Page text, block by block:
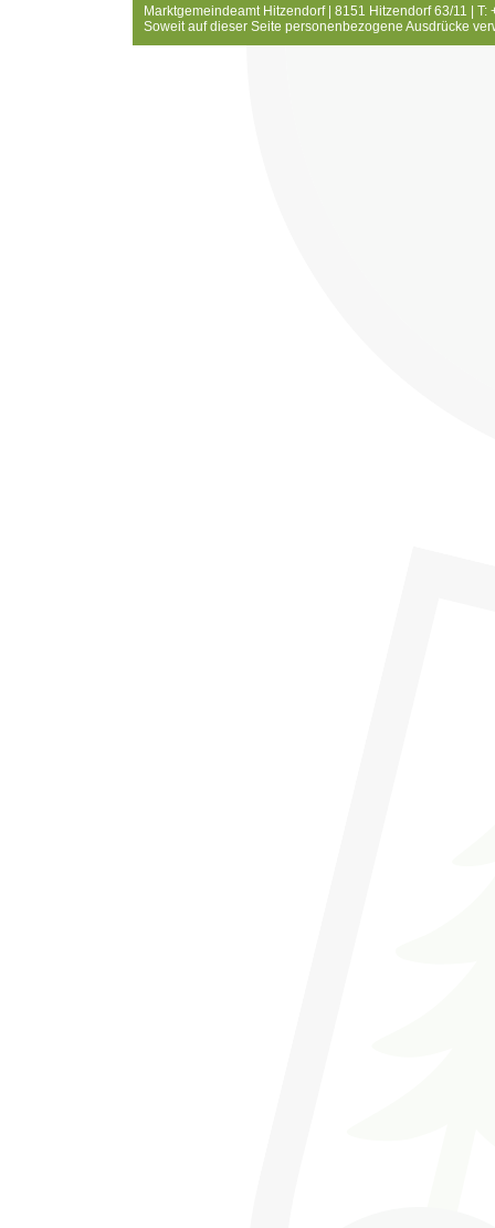
Marktgemeindeamt Hitzendorf | 8151 Hitzendorf 63/11 |
Soweit auf dieser Seite personenbezogene Ausdrücke